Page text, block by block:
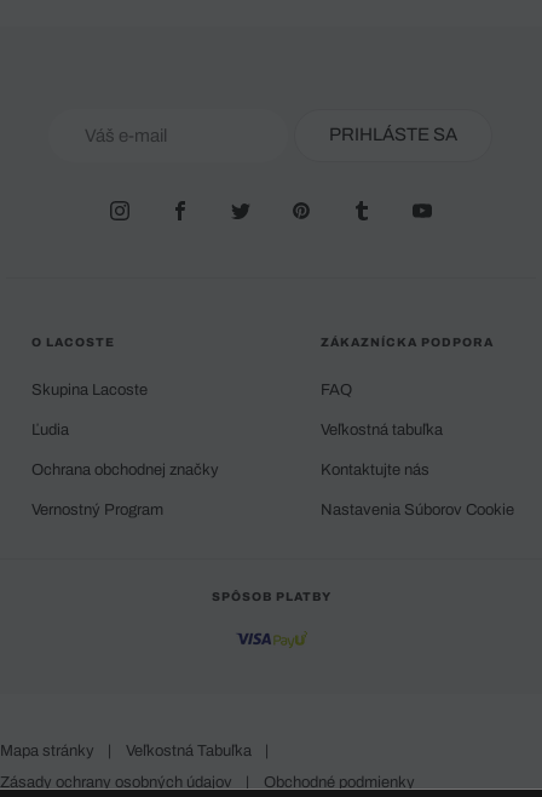
PRIHLÁSTE SA
O LACOSTE
Skupina Lacoste
Ľudia
Ochrana obchodnej značky
Vernostný Program
ZÁKAZNÍCKA PODPORA
FAQ
Veľkostná tabuľka
Kontaktujte nás
Nastavenia Súborov Cookie
SPÔSOB PLATBY
Mapa stránky | Veľkostná Tabuľka
|
Zásady ochrany osobných údajov
| Obchodné podmienky